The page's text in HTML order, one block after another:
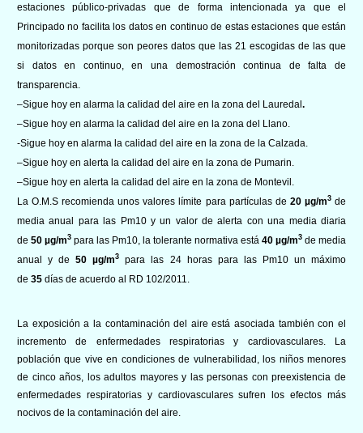
estaciones público-privadas que de forma intencionada ya que el
Principado no facilita los datos en continuo de estas estaciones que están
monitorizadas porque son peores datos que las 21 escogidas de las que
si datos en continuo, en una demostración continua de falta de
transparencia.
–Sigue hoy en alarma la calidad del aire en la zona del Lauredal.
–Sigue hoy en alarma la calidad del aire en la zona del Llano.
-Sigue hoy en alarma la calidad del aire en la zona de la Calzada.
–Sigue hoy en alerta la calidad del aire en la zona de Pumarin.
–Sigue hoy en alerta la calidad del aire en la zona de Montevil.
La O.M.S recomienda unos valores límite para partículas de 20 µg/m3 de
media anual para las Pm10 y un valor de alerta con una media diaria
de 50 µg/m3 para las Pm10, la tolerante normativa está 40 µg/m3 de media
anual y de50 µg/m3
para las 24 horas para las Pm10 un máximo
de 35 días de acuerdo al RD 102/2011.
La exposición a la contaminación del aire está asociada también con el
incremento de enfermedades respiratorias y cardiovasculares. La
población que vive en condiciones de vulnerabilidad, los niños menores
de cinco años, los adultos mayores y las personas con preexistencia de
enfermedades respiratorias y cardiovasculares sufren los efectos más
nocivos de la contaminación del aire.